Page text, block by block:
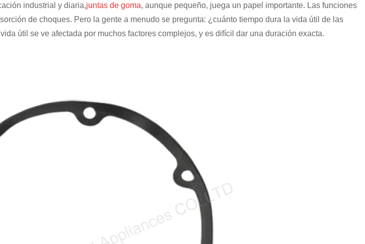
industrial y diaria,juntas de goma, aunque pequeño, juega un papel importante. Las funciones
de choques. Pero la gente a menudo se pregunta: ¿cuánto tiempo dura la vida útil de las
útil se ve afectada por muchos factores complejos, y es difícil dar una duración exacta.